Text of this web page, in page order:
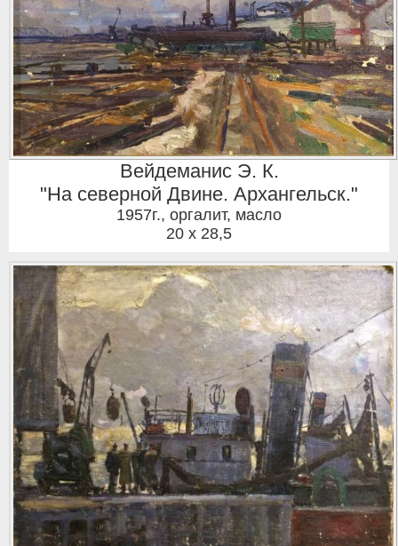
Вейдеманис Э. К.
"На северной Двине. Архангельск."
1957г., оргалит, масло
20 x 28,5